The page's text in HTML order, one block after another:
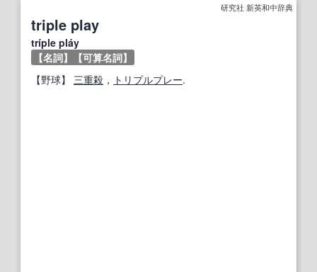
研究社 新英和中辞典
triple play
tríple pláy
【名詞】
【可算名詞】
【野球】 三重殺 ， トリプルプレー.